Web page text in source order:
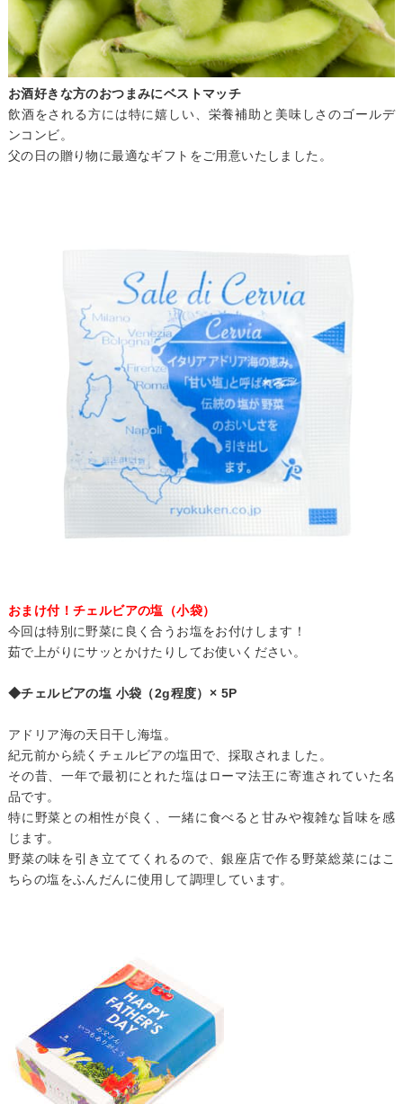
お酒好きな方のおつまみにベストマッチ
飲酒をされる方には特に嬉しい、栄養補助と美味しさのゴールデ
ンコンビ。
父の日の贈り物に最適なギフトをご用意いたしました。
おまけ付！チェルビアの塩（小袋）
今回は特別に野菜に良く合うお塩をお付けします！
茹で上がりにサッとかけたりしてお使いください。
◆チェルビアの塩 小袋（2g程度）× 5P
アドリア海の天日干し海塩。
紀元前から続くチェルビアの塩田で、採取されました。
その昔、一年で最初にとれた塩はローマ法王に寄進されていた名
品です。
特に野菜との相性が良く、一緒に食べると甘みや複雑な旨味を感
じます。
野菜の味を引き立ててくれるので、銀座店で作る野菜総菜にはこ
ちらの塩をふんだんに使用して調理しています。